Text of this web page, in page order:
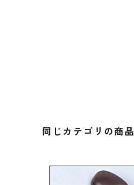
同じカテゴリの商品